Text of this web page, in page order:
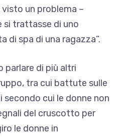
visto un problema –
si trattasse di uno
di spa di una ragazza”.
parlare di più altri
tra cui battute sulle
cui le donne non
del cruscotto per
le donne in